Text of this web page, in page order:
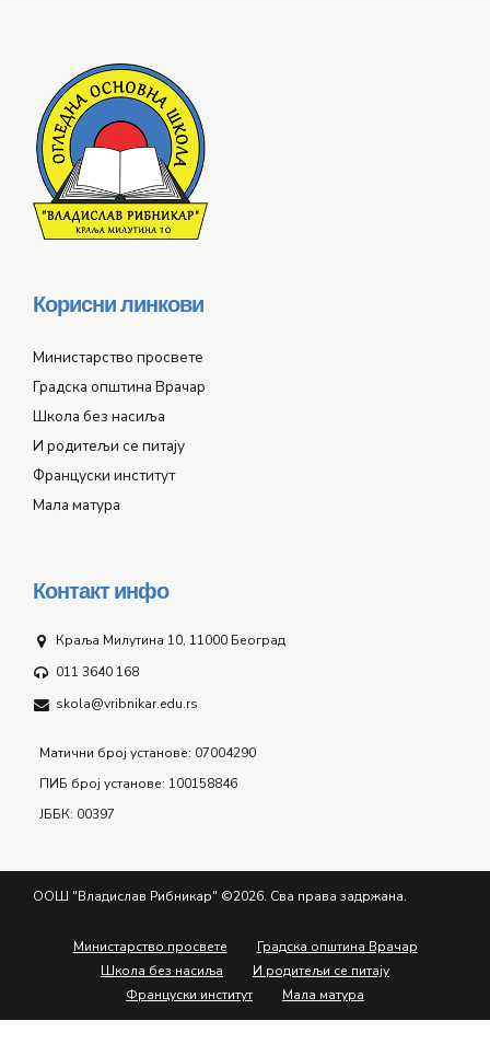
Корисни линкови
Министарство просвете
Градска општина Врачар
Школа без насиља
И родитељи се питају
Француски институт
Мала матура
Контакт инфо
Краља Милутина 10, 11000 Београд
011 3640 168
skola@vribnikar.edu.rs
Матични број установе: 07004290
ПИБ број установе: 100158846
ЈББК: 00397
ООШ "Владислав Рибникар" ©2026. Сва права задржана.
Министарство просвете
Градска општина Врачар
Школа без насиља
И родитељи се питају
Француски институт
Мала матура